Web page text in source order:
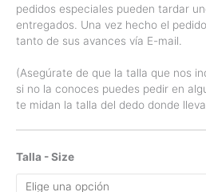
pedidos especiales pueden tardar
entregados. Una vez hecho el
tanto de sus avances vía E-mail.
(Asegúrate de que la talla que nos
si no la conoces puedes pedir en
te midan la talla del dedo donde
Talla - Size